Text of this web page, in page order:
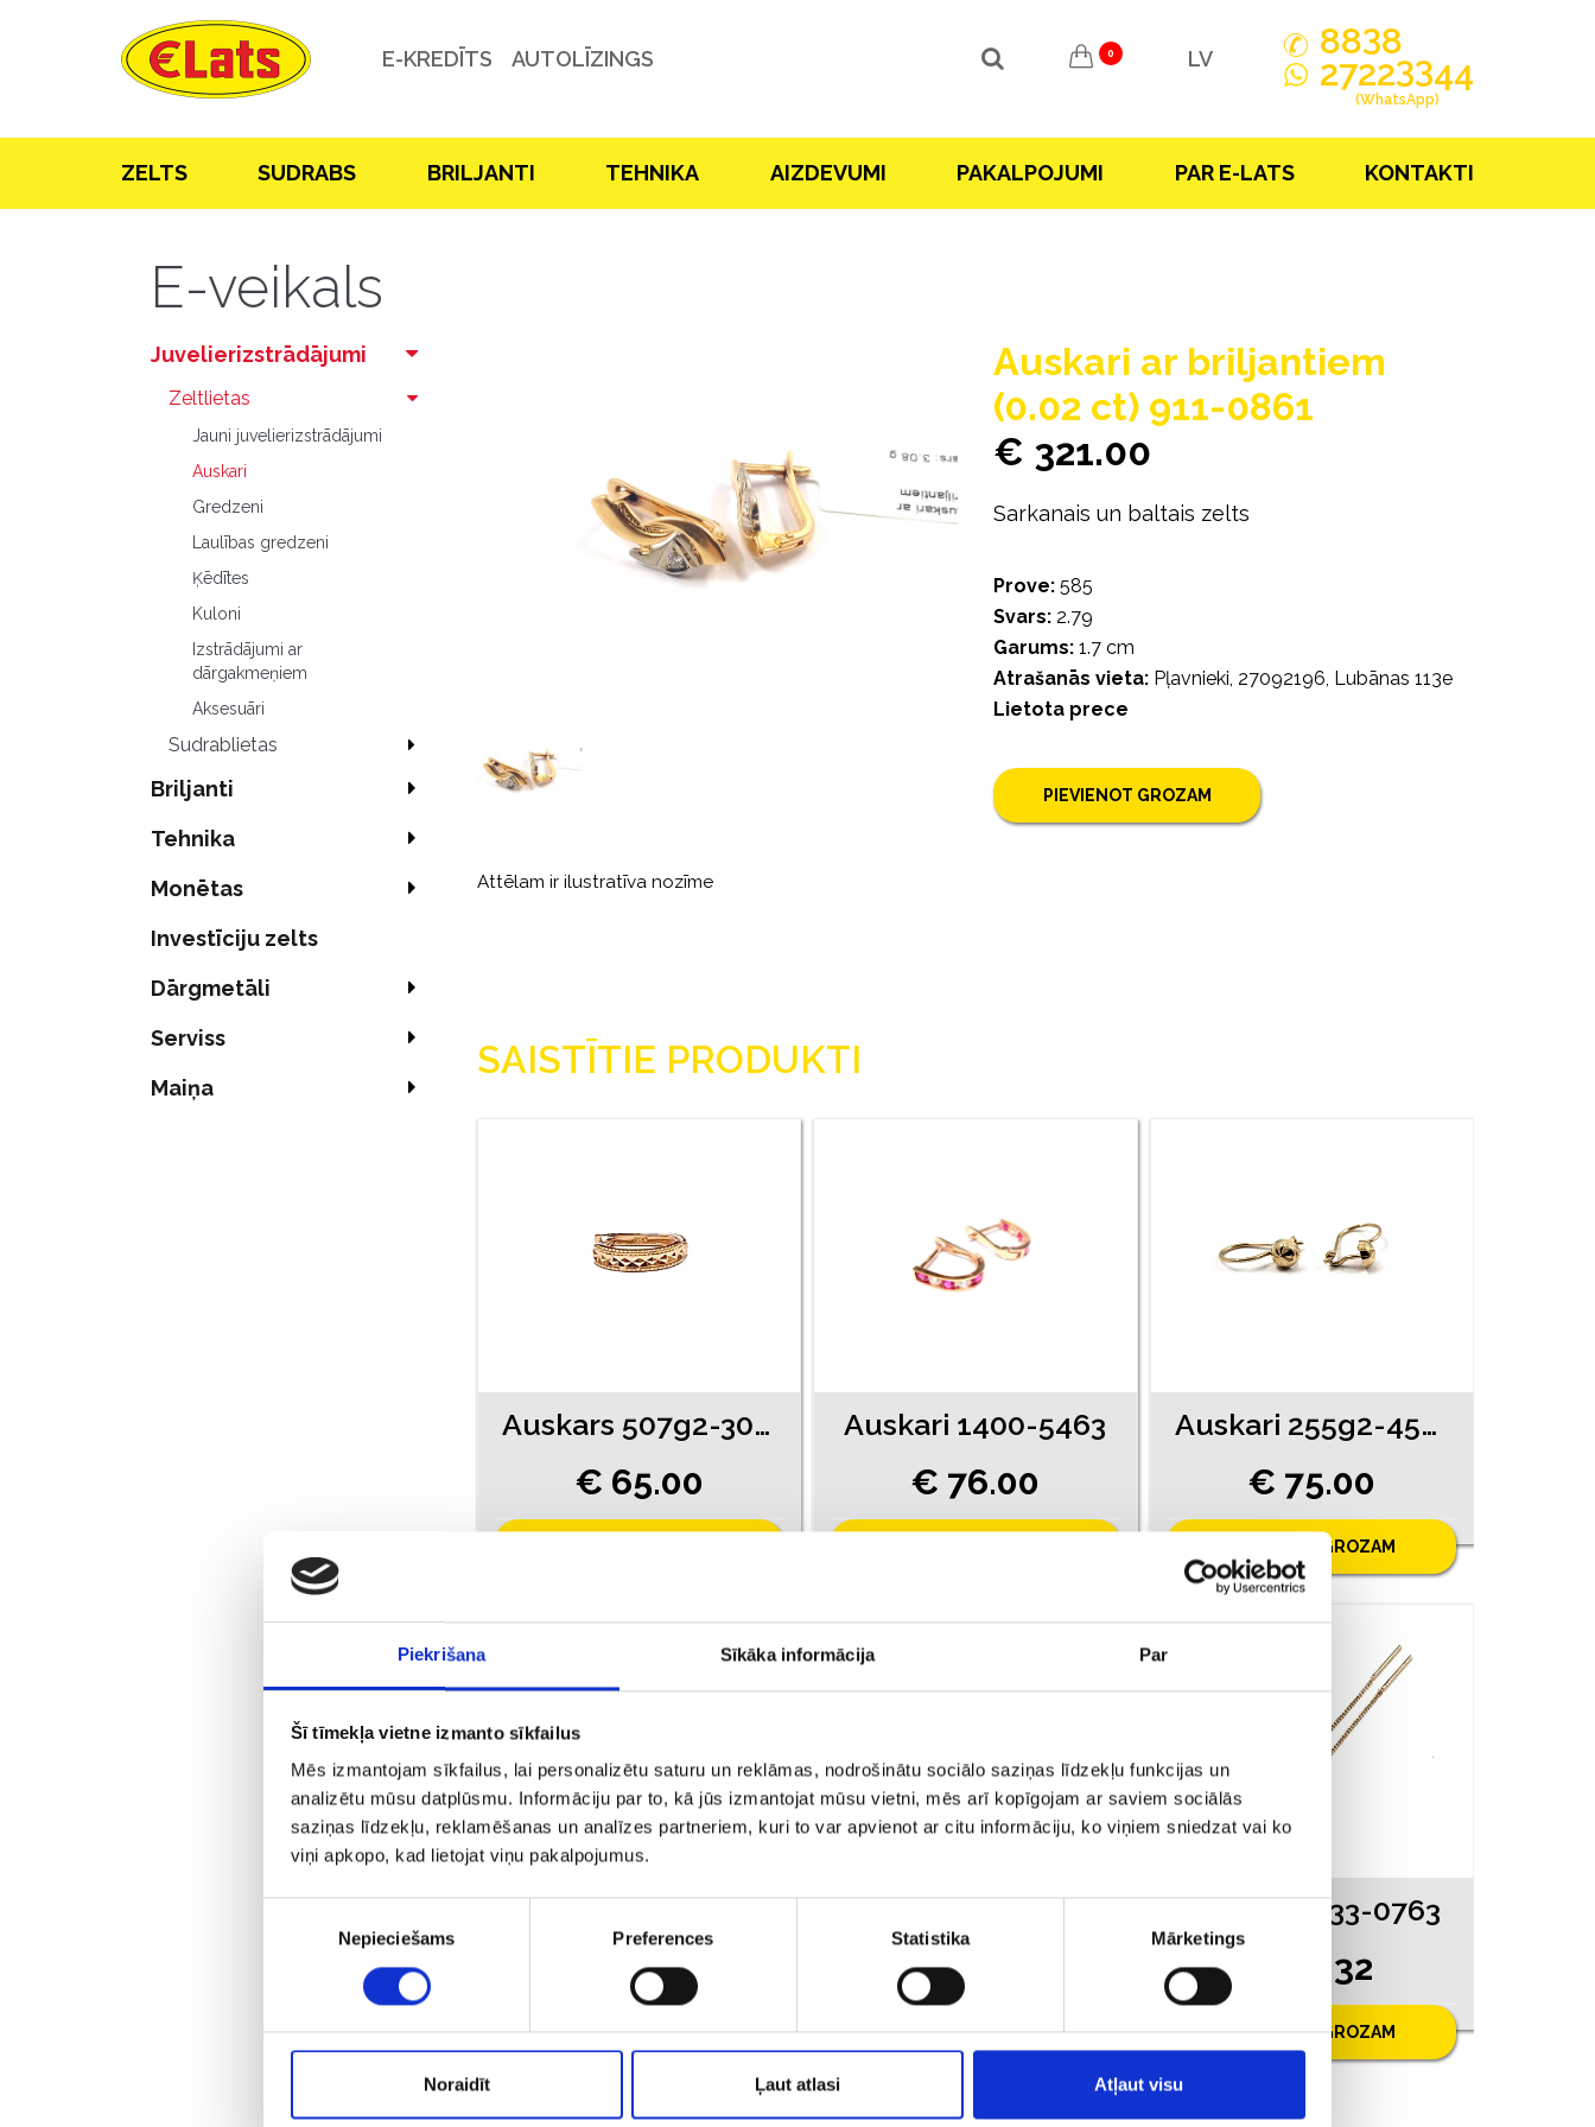
Piekrišana Sīkāka informācija Par
Šī tīmekļa vietne izmanto sīkfailus
Mēs izmantojam sīkfailus, lai personalizētu saturu un reklāmas, nodrošinātu sociālo saziņas līdzekļu funkcijas un
analizētu mūsu datplūsmu. Informāciju par to, kā jūs izmantojat mūsu vietni, mēs arī kopīgojam ar saviem sociālās
saziņas līdzekļu, reklamēšanas un analīzes partneriem, kuri to var apvienot ar citu informāciju, ko viņiem sniedzat vai ko
viņi apkopo, kad lietojat viņu pakalpojumus.
Nepieciešams Preferences Statistika Mārketings
Noraidīt Ļaut atlasi Atļaut visu
E-KREDĪTS AUTOLĪZINGS 0 LV 8838
27223344
(WhatsApp)
ZELTS SUDRABS BRILJANTI TEHNIKA AIZDEVUMI PAKALPOJUMI PAR E-LATS KONTAKTI
E-veikals
Juvelierizstrādājumi
Zeltlietas
Jauni juvelierizstrādājumi
Auskari
Gredzeni
Laulības gredzeni
Ķēdītes
Kuloni
Izstrādājumi ar
dārgakmeņiem
Aksesuāri
Sudrablietas
Briljanti
Tehnika
Monētas
Investīciju zelts
Dārgmetāli
Serviss
Maiņa
Attēlam ir ilustratīva nozīme
Auskari ar briljantiem
(0.02 ct) 911-0861
€ 321.00
Sarkanais un baltais zelts
Prove: 585
Svars: 2.79
Garums: 1.7 cm
Atrašanās vieta: Pļavnieki, 27092196, Lubānas 113e
Lietota prece
PIEVIENOT GROZAM
SAISTĪTIE PRODUKTI
Auskars 507g2-3051
€ 65.00
Auskari 1400-5463
€ 76.00
Auskari 255g2-4561
€ 75.00
PIEVIENOT GROZAM
Auskari 1632-3463
€ 50.00
PIEVIENOT GROZAM
Auskars 2443-3463
€ 47.00
PIEVIENOT GROZAM
Auskari 4533-0763
€ 82.32
PIEVIENOT GROZAM